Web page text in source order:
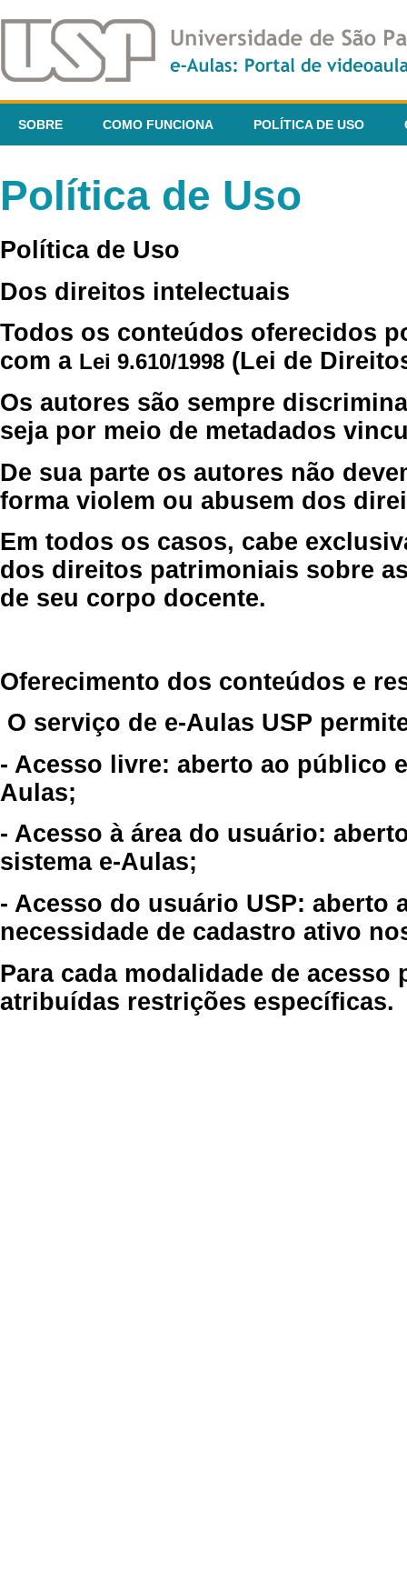
SOBRE COMO FUNCIONA POLÍTICA DE USO
Política de Uso
Política de Uso
Dos direitos intelectuais
Todos os conteúdos oferecidos
com a Lei 9.610/1998 (Lei de
Os autores são sempre
seja por meio de metadados
De sua parte os autores não
forma violem ou abusem dos
Em todos os casos, cabe
dos direitos patrimoniais sobre
de seu corpo docente.
Oferecimento dos conteúdos e
O serviço de e-Aulas USP
- Acesso livre: aberto ao público
Aulas;
- Acesso à área do usuário:
sistema e-Aulas;
- Acesso do usuário USP: aberto
necessidade de cadastro ativo
Para cada modalidade de
atribuídas restrições específicas.